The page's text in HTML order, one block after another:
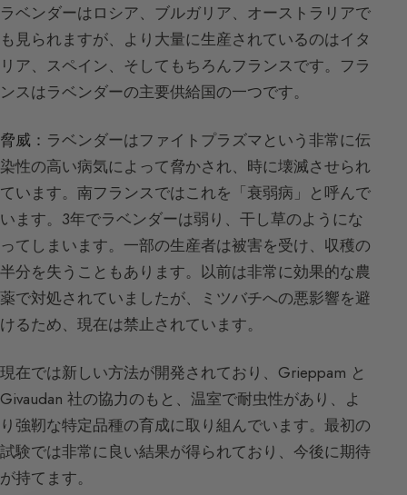
ラベンダーはロシア、ブルガリア、オーストラリアで
も見られますが、より大量に生産されているのはイタ
リア、スペイン、そしてもちろんフランスです。フラ
ンスはラベンダーの主要供給国の一つです。
脅威： ラベンダーはファイトプラズマという非常に伝
染性の高い病気によって脅かされ、時に壊滅させられ
ています。南フランスではこれを「衰弱病」と呼んで
います。3年でラベンダーは弱り、干し草のようにな
ってしまいます。一部の生産者は被害を受け、収穫の
半分を失うこともあります。以前は非常に効果的な農
薬で対処されていましたが、ミツバチへの悪影響を避
けるため、現在は禁止されています。
現在では新しい方法が開発されており、Grieppam と
Givaudan 社の協力のもと、温室で耐虫性があり、よ
り強靭な特定品種の育成に取り組んでいます。最初の
試験では非常に良い結果が得られており、今後に期待
が持てます。